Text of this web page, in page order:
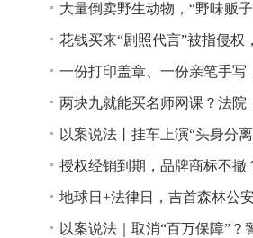
权！
大量倒卖野生动物，“野味贩
还得赔钱
花钱买来“剧照代言”被指侵权
一份打印盖章、一份亲笔手写
谁说了算？
两块九就能买名师网课？法院
以案说法丨挂车上演“头身分
逃高速通行费获刑
授权经销到期，品牌商标不撤
权！
地球日+法律日，吉首森林公
法”
以案说法｜取消“百万保障”？